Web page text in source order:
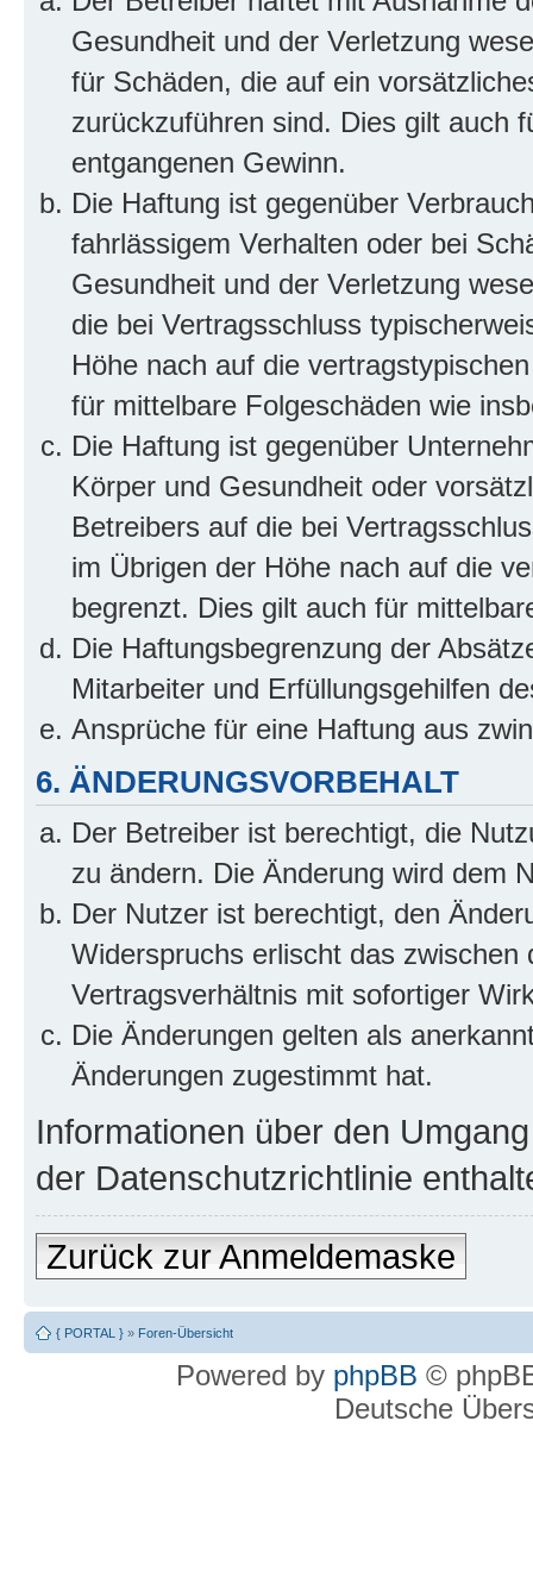
Gesundheit und der Verletzung
für Schäden, die auf ein
zurückzuführen sind. Dies gilt auch
entgangenen Gewinn.
Die Haftung ist gegenüber
fahrlässigem Verhalten oder bei
Gesundheit und der Verletzung
die bei Vertragsschluss
Höhe nach auf die
für mittelbare Folgeschäden wie
Die Haftung ist gegenüber
Körper und Gesundheit oder
Betreibers auf die bei
im Übrigen der Höhe nach auf die
begrenzt. Dies gilt auch für
Die Haftungsbegrenzung der
Mitarbeiter und Erfüllungsgehilfen
Ansprüche für eine Haftung aus
6. ÄNDERUNGSVORBEHALT
Der Betreiber ist berechtigt, die
zu ändern. Die Änderung wird dem
Der Nutzer ist berechtigt, den
Widerspruchs erlischt das
Vertragsverhältnis mit sofortiger
Die Änderungen gelten als
Änderungen zugestimmt hat.
Informationen über den
der Datenschutzrichtlinie
Zurück zur Anmeldemaske
{ PORTAL } » Foren-Übersicht
Powered by phpBB ©
Deutsche